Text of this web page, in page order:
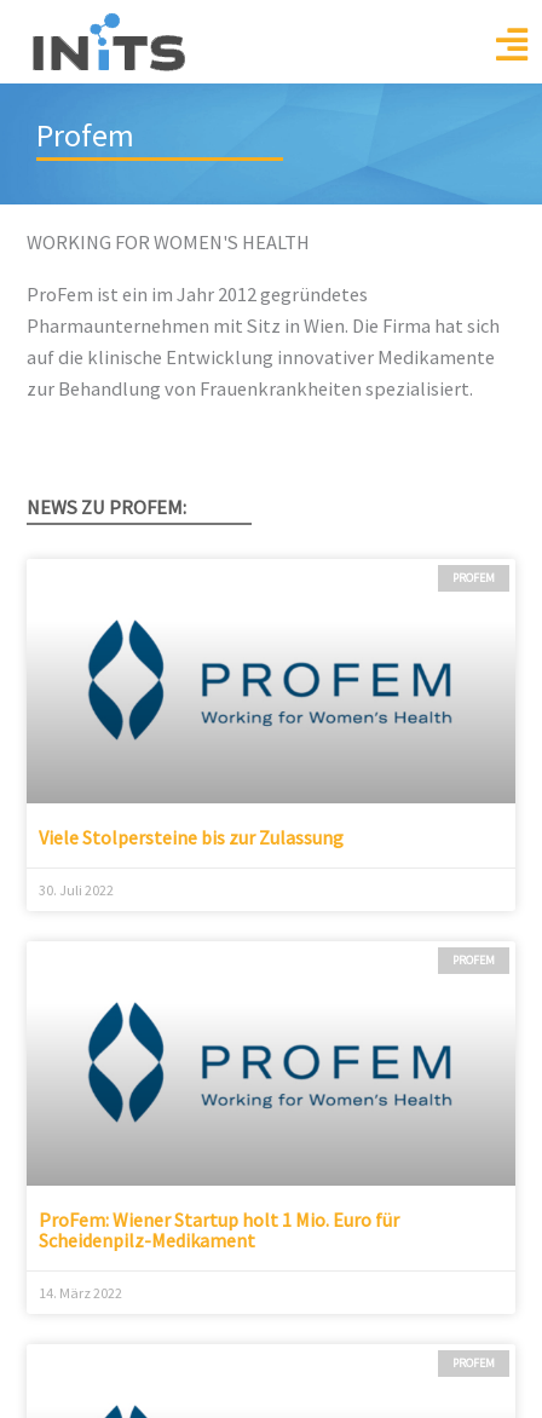
content
Profem
WORKING FOR WOMEN'S HEALTH
ProFem ist ein im Jahr 2012 gegründetes
Pharmaunternehmen mit Sitz in Wien. Die Firma hat sich
auf die klinische Entwicklung innovativer Medikamente
zur Behandlung von Frauenkrankheiten spezialisiert.
NEWS ZU PROFEM:
PROFEM
Viele Stolpersteine bis zur Zulassung
30. Juli 2022
PROFEM
ProFem: Wiener Startup holt 1 Mio. Euro für
Scheidenpilz-Medikament
14. März 2022
PROFEM